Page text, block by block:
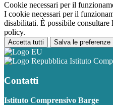
Cookie necessari per il
I cookie necessari per il
disabilitati. È possibile
policy.
Accetta tutti Salva le preferenze
Istituto
Contatti
Istituto Comprensivo Barge